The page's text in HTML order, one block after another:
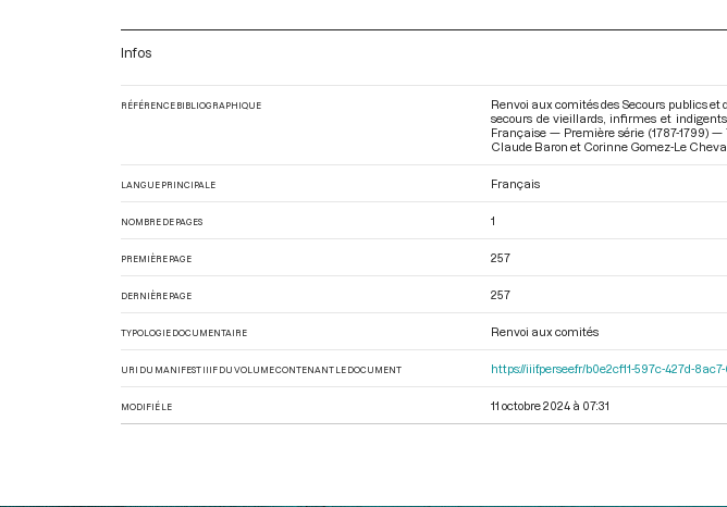
Infos
RÉFÉRENCE BIBLIOGRAPHIQUE
Renvoi aux comités des Secours publics
secours de vieillards, infirmes et
Française — Première série (1787-1799)
Claude Baron et Corinne Gomez-Le
LANGUE PRINCIPALE Français
NOMBRE DE PAGES 1
PREMIÈRE PAGE 257
DERNIÈRE PAGE 257
TYPOLOGIE DOCUMENTAIRE Renvoi aux comités
URI DU MANIFEST IIIF DU VOLUME CONTENANT LE DOCUMENT https://iiif.persee.fr/b0e2cf11-597c-427d-
MODIFIÉ LE 11 octobre 2024 à 07:31